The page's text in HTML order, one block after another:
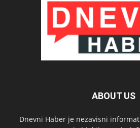
ABOUT US
Dnevni Haber je nezavisni